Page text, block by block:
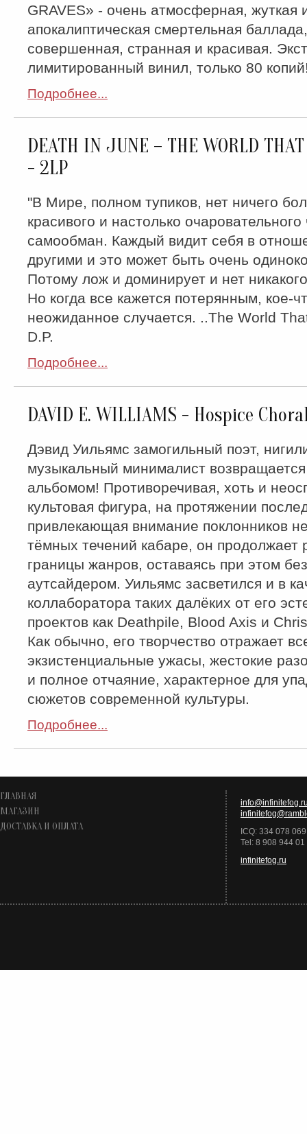
GRAVES» - очень атмосферная, жуткая
апокалиптическая смертельная баллада,
совершенная, странная и красивая.
лимитированный винил, только 80
Подробнее...
DEATH IN JUNE – THE WORLD
- 2LP
"В Мире, полном тупиков, нет ничего
красивого и настолько очаровательного
самообман. Каждый видит себя в
другими и это может быть очень
Потому лож и доминирует и нет
Но когда все кажется потерянным, кое-
неожиданное случается. ..The World
D.P.
Подробнее...
DAVID E. WILLIAMS - Hospice
Дэвид Уильямс замогильный поэт,
музыкальный минималист
альбомом! Противоречивая, хоть и
культовая фигура, на протяжении
привлекающая внимание поклонников
тёмных течений кабаре, он продолжает
границы жанров, оставаясь при этом
аутсайдером. Уильямс засветился и в
коллаборатора таких далёких от его
проектов как Deathpile, Blood Axis и
Как обычно, его творчество отражает
экзистенциальные ужасы, жестокие
и полное отчаяние, характерное для
сюжетов современной культуры.
Подробнее...
ГЛАВНАЯ
МАГАЗИН
ДОСТАВКА И ОПЛАТА
ICQ: 334 078 069
Tel: 8 908 944 01
infinitefog.ru